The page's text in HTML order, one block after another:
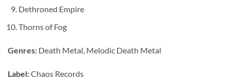
Dethroned Empire
Thorns of Fog
Genres: Death Metal, Melodic Death Metal
Label:Chaos Records